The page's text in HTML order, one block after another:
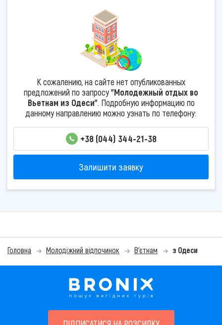
К сожалению, на сайте нет опубликованных
предложений по запросу"Молодежный отдых во
Вьетнам из Одеси". Подробную информацию по
данному направлению можно узнать по телефону:
+38 (044) 344-21-38
Залишити заявку
Головна Молодіжний відпочинок В'єтнам з Одеси